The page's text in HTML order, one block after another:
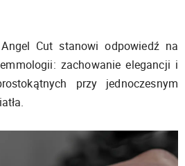
Cut stanowi odpowiedź na
zachowanie elegancji i
przy jednoczesnym